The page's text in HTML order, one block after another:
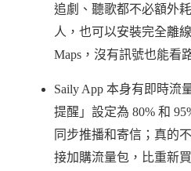
追劇、聽歌都不必額外
人，也可以安裝完全離
Maps，沒有訊號也能看
Saily App 本身有即時流
提醒」設定為 80% 和
同步推播和寄信；真的
接加購流量包，比重新